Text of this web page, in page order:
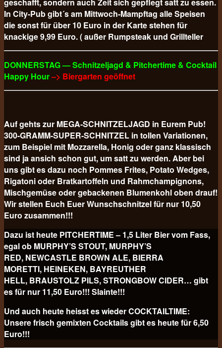
In City-Pub gibt´s am Mittwoch-Mampftag alle Speisen
die sonst für über 10 Euro in der Karte stehen für
knackige 9,99 Euro. ( außer Rumpsteak und Grillteller
DONNERSTAG — Schnitzeljagd & Pitchertime & Cocktail
Happy Hour–> Biergarten geöffnet
Auf gehts zur MEGA-SCHNITZELJAGD in Eurem Pub!
300-GRAMM-SUPER-SCHNITZEL in tollen Variationen,
zum Beispiel mit Mozzarella, Honig oder ganz klassisch
sind ja ansich schon gut, um satt zu werden. Aber bei
uns gibt es dazu noch Pommes Frites, Potato Wedges,
Rigatoni oder Bratkartoffeln und Rahmchampignons,
Mischgemüse oder gebackenen Blumenkohl oben drauf!
Wir stellen Euch Euer Wunschschnitzel für nur 10,50
Euro zusammen!!!
Dazu ist heute PITCHERTIME – 1,5 Liter Bier vom Fass,
egal ob MURPHY’S STOUT, MURPHY’S
RED, NEWCASTLE BROWN ALE, BIERRA
MORETTI, HEINEKEN, BAYREUTHER
HELL, BRAUSTOLZ PILS, STRONGBOW CIDER… gibt
es für nur 11,50 Euro!!! Slainte!!!
Und auch heute heisst es wieder COCKTAILTIME:
Unsere frisch gemixten Cocktails gibt es heute für6,50
Euro!!!